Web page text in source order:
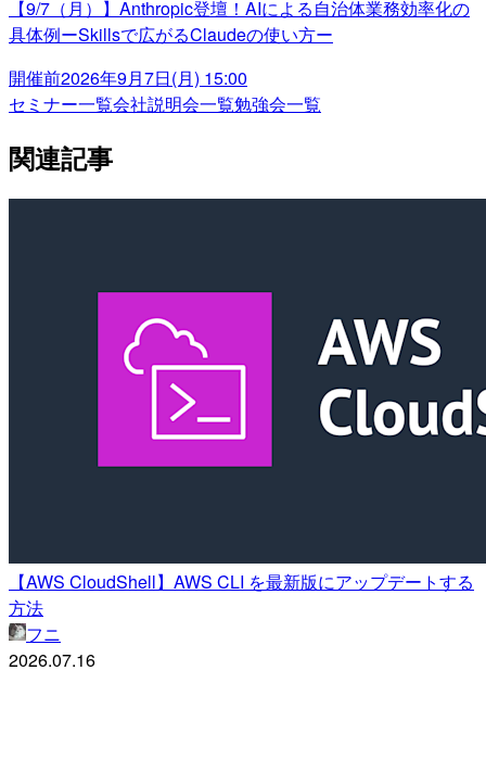
【9/7（月）】Anthropic登壇！AIによる自治体業務効率化の
具体例ーSkillsで広がるClaudeの使い方ー
開催前2026年9月7日(月) 15:00
セミナー一覧会社説明会一覧勉強会一覧
関連記事
【AWS CloudShell】AWS CLI を最新版にアップデートする
方法
フニ
2026.07.16